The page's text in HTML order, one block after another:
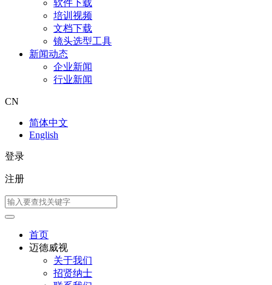
软件下载
培训视频
文档下载
镜头选型工具
新闻动态
企业新闻
行业新闻
CN
简体中文
English
登录
注册
首页
迈德威视
关于我们
招贤纳士